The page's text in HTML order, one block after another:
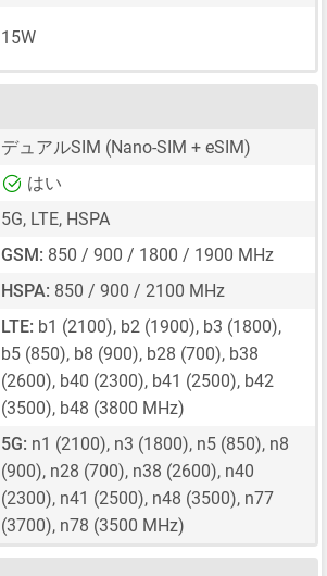
15W
デュアルSIM (Nano-SIM + eSIM)
はい
5G, LTE, HSPA
GSM: 850 / 900 / 1800 / 1900 MHz
HSPA: 850 / 900 / 2100 MHz
LTE: b1 (2100), b2 (1900), b3 (1800),
b5 (850), b8 (900), b28 (700), b38
(2600), b40 (2300), b41 (2500), b42
(3500), b48 (3800 MHz)
5G: n1 (2100), n3 (1800), n5 (850), n8
(900), n28 (700), n38 (2600), n40
(2300), n41 (2500), n48 (3500), n77
(3700), n78 (3500 MHz)